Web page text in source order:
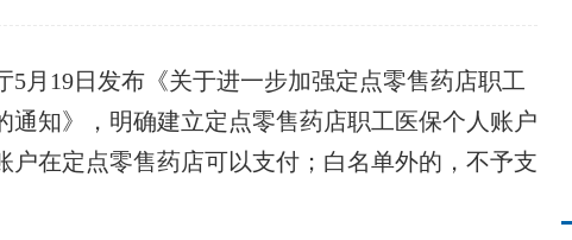
19日发布《关于进一步加强定点零售药店职工
知》，明确建立定点零售药店职工医保个人账户
户在定点零售药店可以支付；白名单外的，不予支